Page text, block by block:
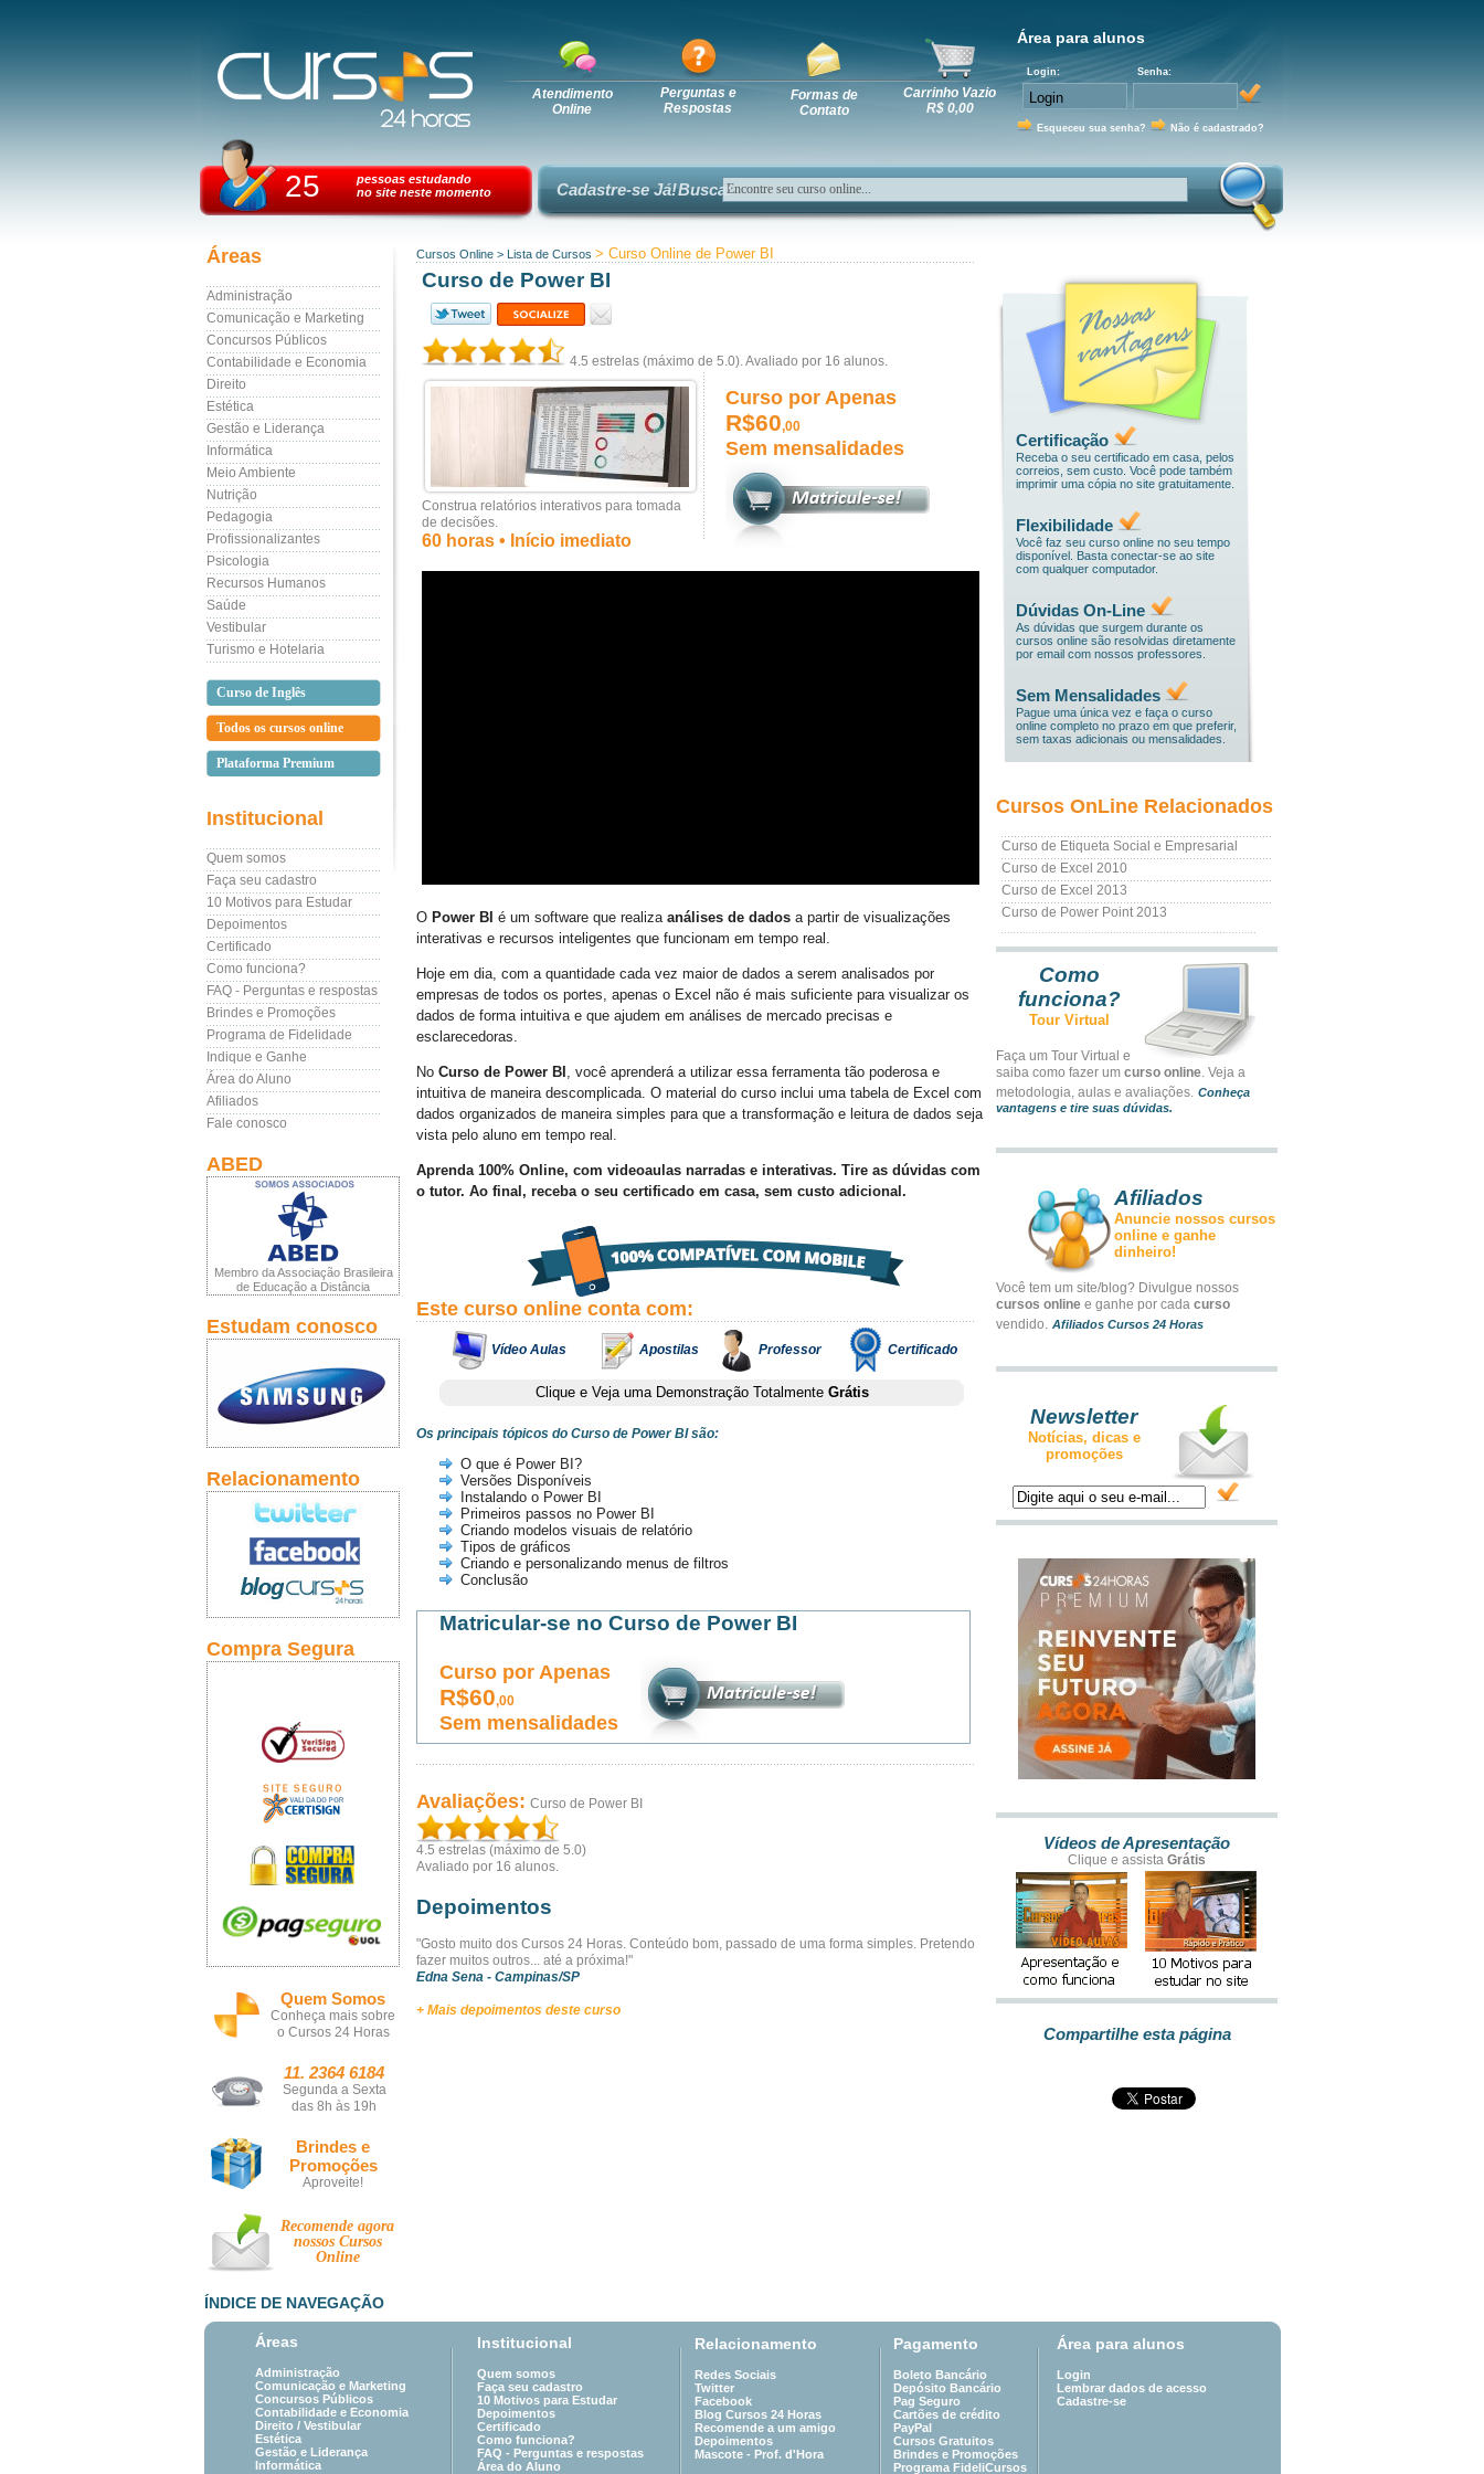
Atendimento
Online
Perguntas e
Respostas
Formas de
Contato
Carrinho Vazio
R$ 0,00
Área para alunos
Login: Senha:
Esqueceu sua senha? Não é cadastrado?
25
pessoas estudando
no site neste momento
Cadastre-se Já!Busca:
Áreas
Administração
Comunicação e Marketing
Concursos Públicos
Contabilidade e Economia
Direito
Estética
Gestão e Liderança
Informática
Meio Ambiente
Nutrição
Pedagogia
Profissionalizantes
Psicologia
Recursos Humanos
Saúde
Vestibular
Turismo e Hotelaria
Curso de Inglês
Todos os cursos online
Plataforma Premium
Institucional
Quem somos
Faça seu cadastro
10 Motivos para Estudar
Depoimentos
Certificado
Como funciona?
FAQ - Perguntas e respostas
Brindes e Promoções
Programa de Fidelidade
Indique e Ganhe
Área do Aluno
Afiliados
Fale conosco
ABED
Membro da Associação Brasileira
de Educação a Distância
Estudam conosco
Relacionamento
Compra Segura
Quem Somos
Conheça mais sobre
o Cursos 24 Horas
11. 2364 6184
Segunda a Sexta
das 8h às 19h
Brindes e
Promoções
Aproveite!
Recomende agora
nossos Cursos
Online
Cursos Online > Lista de Cursos > Curso Online de Power BI
Curso de Power BI
4.5 estrelas (máximo de 5.0). Avaliado por 16 alunos.
Curso por Apenas
R$60,00
Sem mensalidades
Construa relatórios interativos para tomada
de decisões.
60 horas • Início imediato
O Power BI é um software que realiza análises de dados a partir de visualizações
interativas e recursos inteligentes que funcionam em tempo real.
Hoje em dia, com a quantidade cada vez maior de dados a serem analisados por
empresas de todos os portes, apenas o Excel não é mais suficiente para visualizar os
dados de forma intuitiva e que ajudem em análises de mercado precisas e
esclarecedoras.
No Curso de Power BI , você aprenderá a utilizar essa ferramenta tão poderosa e
intuitiva de maneira descomplicada. O material do curso inclui uma tabela de Excel com
dados organizados de maneira simples para que a transformação e leitura de dados seja
vista pelo aluno em tempo real.
Aprenda 100% Online, com videoaulas narradas e interativas. Tire as dúvidas com
o tutor. Ao final, receba o seu certificado em casa, sem custo adicional.
Este curso online conta com:
Vídeo Aulas Apostilas Professor Certificado
Clique e Veja uma Demonstração Totalmente Grátis
Os principais tópicos do Curso de Power BI são:
O que é Power BI?
Versões Disponíveis
Instalando o Power BI
Primeiros passos no Power BI
Criando modelos visuais de relatório
Tipos de gráficos
Criando e personalizando menus de filtros
Conclusão
Matricular-se no Curso de Power BI
Curso por Apenas
R$60,00
Sem mensalidades
Avaliações: Curso de Power BI
4.5 estrelas (máximo de 5.0)
Avaliado por 16 alunos.
Depoimentos
"Gosto muito dos Cursos 24 Horas. Conteúdo bom, passado de uma forma simples. Pretendo
fazer muitos outros... até a próxima!"
Edna Sena - Campinas/SP
+ Mais depoimentos deste curso
Certificação
Receba o seu certificado em casa, pelos
correios, sem custo. Você pode também
imprimir uma cópia no site gratuitamente.
Flexibilidade
Você faz seu curso online no seu tempo
disponível. Basta conectar-se ao site
com qualquer computador.
Dúvidas On-Line
As dúvidas que surgem durante os
cursos online são resolvidas diretamente
por email com nossos professores.
Sem Mensalidades
Pague uma única vez e faça o curso
online completo no prazo em que preferir,
sem taxas adicionais ou mensalidades.
Cursos OnLine Relacionados
Curso de Etiqueta Social e Empresarial
Curso de Excel 2010
Curso de Excel 2013
Curso de Power Point 2013
Como
funciona?
Tour Virtual
Faça um Tour Virtual e
saiba como fazer um curso online. Veja a
metodologia, aulas e avaliações. Conheça
vantagens e tire suas dúvidas.
Afiliados
Anuncie nossos cursos
online e ganhe
dinheiro!
Você tem um site/blog? Divulgue nossos
cursos online e ganhe por cada curso
vendido. Afiliados Cursos 24 Horas
Newsletter
Notícias, dicas e
promoções
Vídeos de Apresentação
Clique e assista Grátis
Compartilhe esta página
ÍNDICE DE NAVEGAÇÃO
Áreas
Administração
Comunicação e Marketing
Concursos Públicos
Contabilidade e Economia
Direito / Vestibular
Estética
Gestão e Liderança
Informática
Institucional
Quem somos
Faça seu cadastro
10 Motivos para Estudar
Depoimentos
Certificado
Como funciona?
FAQ - Perguntas e respostas
Área do Aluno
Relacionamento
Redes Sociais
Twitter
Facebook
Blog Cursos 24 Horas
Recomende a um amigo
Depoimentos
Mascote - Prof. d'Hora
Pagamento
Boleto Bancário
Depósito Bancário
Pag Seguro
Cartões de crédito
PayPal
Cursos Gratuitos
Brindes e Promoções
Programa FideliCursos
Área para alunos
Login
Lembrar dados de acesso
Cadastre-se